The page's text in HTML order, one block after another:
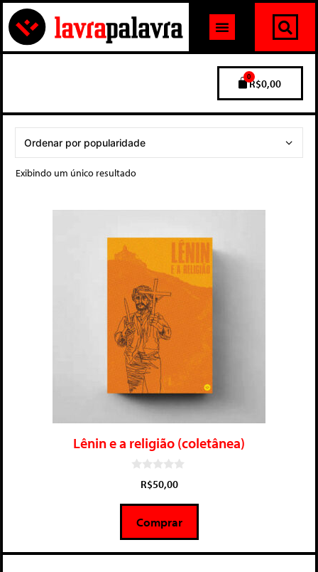
R$0,00
0
Exibindo um único resultado
Lênin e a religião (coletânea)
5
R$50,00
Comprar